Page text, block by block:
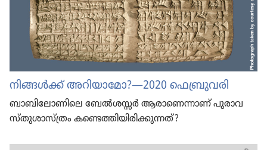
നിങ്ങൾക്ക്‌ അറിയാ​മോ?—2020 ഫെബ്രു​വരി
ബാബി​ലോ​ണി​ലെ ബേൽശസ്സർ ആരാ​ണെ​ന്നാണ്‌ പുരാ​വ​
സ്‌തു​ശാ​സ്‌ത്രം കണ്ടെത്തിയിരിക്കുന്നത്‌ ?